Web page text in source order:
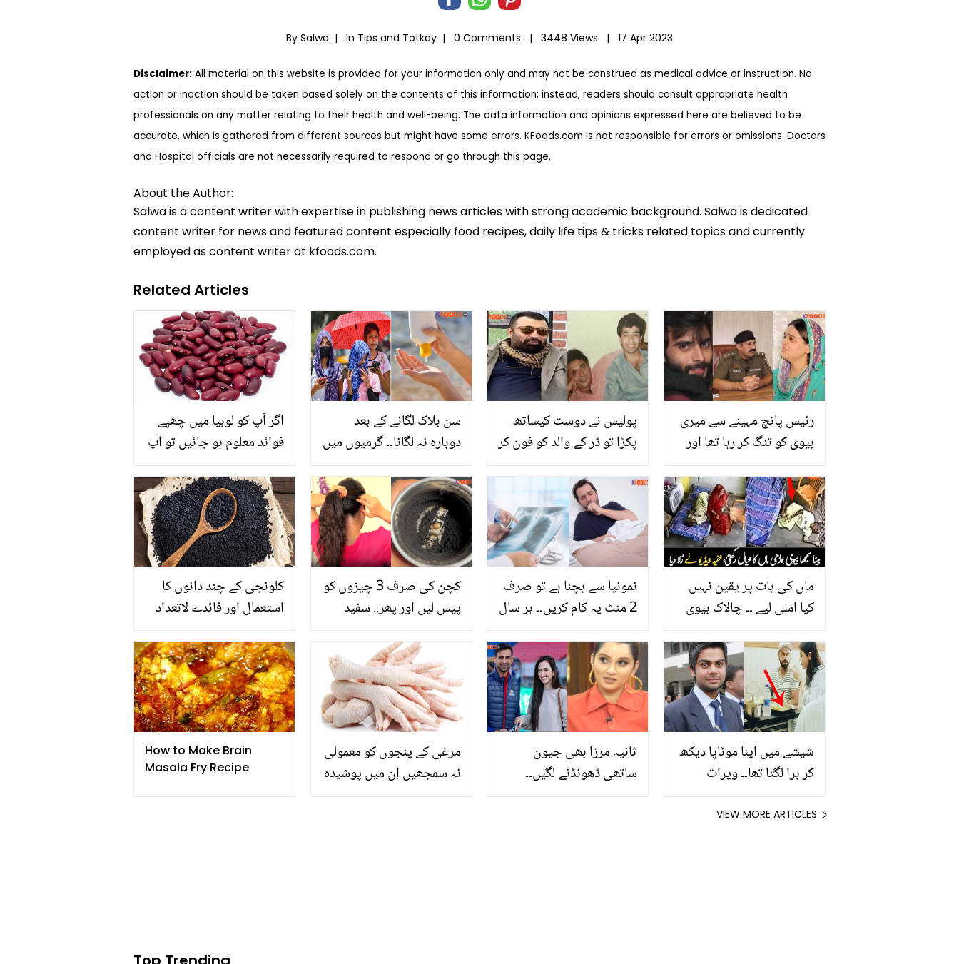
By Salwa | In Tips and Totkay | 0 Comments | 3448 Views | 17 Apr 2023
Disclaimer: All material on this website is provided for your information only and may not be construed as medical advice or instruction. No
action or inaction should be taken based solely on the contents of this information; instead, readers should consult appropriate health
professionals on any matter relating to their health and well-being. The data information and opinions expressed here are believed to be
accurate, which is gathered from different sources but might have some errors. KFoods.com is not responsible for errors or omissions. Doctors
and Hospital officials are not necessarily required to respond or go through this page.
About the Author:
Salwa is a content writer with expertise in publishing news articles with strong academic background. Salwa is dedicated
content writer for news and featured content especially food recipes, daily life tips & tricks related topics and currently
employed as content writer at kfoods.com.
Related Articles
اگر آپ کو لوبیا میں چھپے
فوائد معلوم ہو جائیں تو آپ
بھائو خریدکر بھی استعمال
کریں
سن بلاک لگانے کے بعد
دوبارہ نہ لگانا۔۔ گرمیوں میں
وہ 5 اہم غلطیاں، جو آپ کی
جلد کو خراب کرسکتی ہیں
پولیس نے دوست کیساتھ
پکڑا تو ڈر کے والد کو فون کر
کی عاشقی کے قصے سنا
دیئے
رئیس پانچ مہینے سے میری
بیوی کو تنگ کر رہا تھا اور
جان سے مارنے والے میاں
بیوی سے متلعق پولیس نے
چونکا دینے والے انکشافات
کردئے
کلونجی کے چند دانوں کا
استعمال اور فائدے لاتعداد
سائنسی طریقے سے کیسے
کیا جائے؟
کچن کی صرف 3 چیزوں کو
پیس لیں اور پھر.. سفید
گئے ہیں تو ایک بار یہ بھی
آزما لیں
نمونیا سے بچنا ہے تو صرف
2 منٹ یہ کام کریں۔۔ ہر سال
مر جاتے ہیں! جانیں اس سے
بچانے والی آسان عادت کیا
ہے؟
ماں کی بات پر یقین نہیں
کیا اسی لیے ۔۔ چالاک بیوی
بوڑھی ساس کے ساتھ کیا
کرتی تھی؟ دیکھیے خفیہ
کیمرے کی ویڈیو
How to Make Brain
Masala Fry Recipe
مرغی کے پنجوں کو معمولی
نہ سمجھیں اِن میں پوشیدہ
ثانیہ مرزا بھی جیون
ساتھی ڈھونڈنے لگیں۔۔
شیشے میں اپنا موٹاپا دیکھ
کر برا لگتا تھا۔۔ ویرات
وزن کم کرنے کے لئے کیا
VIEW MORE ARTICLES